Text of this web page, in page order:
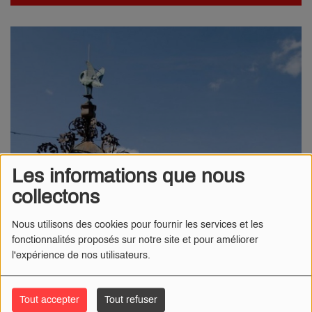
Les informations que nous
collectons
Nous utilisons des cookies pour fournir les services et les
fonctionnalités proposés sur notre site et pour améliorer
l'expérience de nos utilisateurs.
Tout accepter Tout refuser